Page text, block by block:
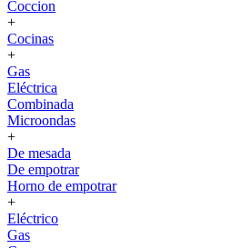
Coccion
+
Cocinas
+
Gas
Eléctrica
Combinada
Microondas
+
De mesada
De empotrar
Horno de empotrar
+
Eléctrico
Gas